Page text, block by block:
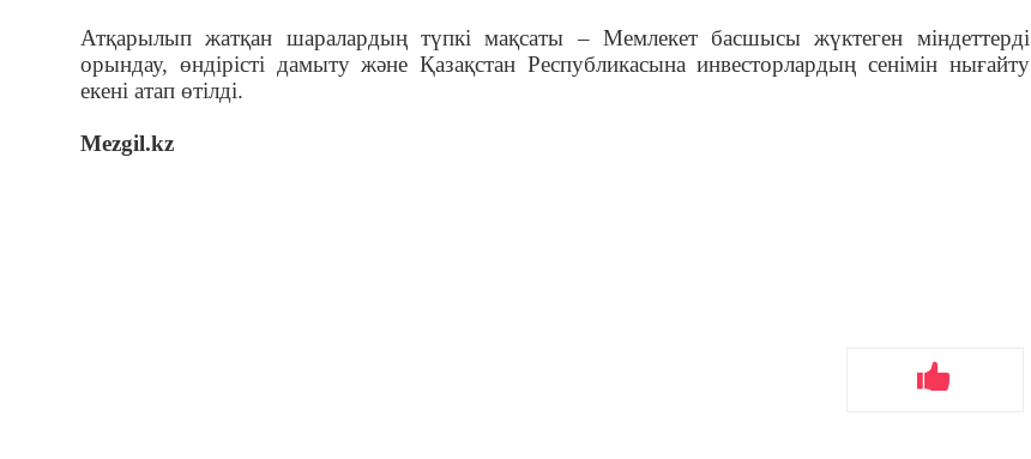
Атқарылып жатқан шаралардың түпкі мақсаты – Мемлекет басшысы жүктеген міндеттерді
орындау, өндірісті дамыту және Қазақстан Республикасына инвесторлардың сенімін нығайту
екені атап өтілді.
Mezgil.kz